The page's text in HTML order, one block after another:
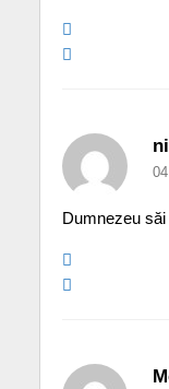
Dumnezeu